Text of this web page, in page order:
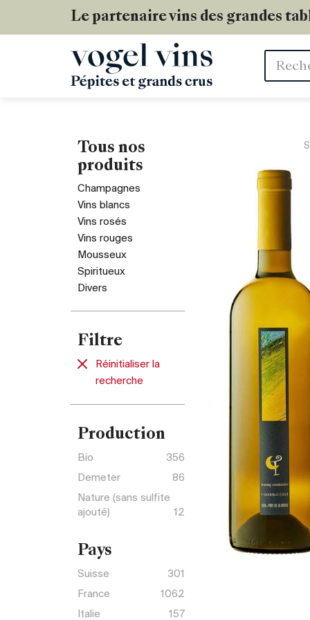
Le partenaire vins des grandes
Mots
Tous nos
produits
Champagnes
Vins blancs
Vins rosés
Vins rouges
Mousseux
Spiritueux
Divers
Filtre
Réinitialiser la
recherche
Production
Bio
356
Demeter
86
Nature (sans sulfite
ajouté)
12
Pays
Suisse
301
France
1062
Italie
157